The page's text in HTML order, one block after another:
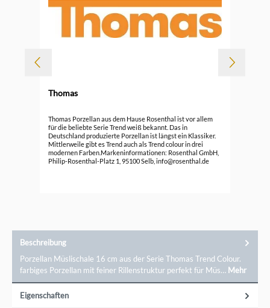
Thomas
Thomas Porzellan aus dem Hause Rosenthal ist vor allem
für die beliebte Serie Trend weiß bekannt. Das in
Deutschland produzierte Porzellan ist längst ein Klassiker.
Mittlerweile gibt es Trend auch als Trend colour in drei
modernen Farben.Markeninformationen: Rosenthal GmbH,
Philip-Rosenthal-Platz 1, 95100 Selb, info@rosenthal.de
Beschreibung
Porzellan Müslischale 16 cm aus der Serie Thomas Trend Colour.
farbiges Porzellan mit feiner Rillenstruktur perfekt für Müs… Mehr
Eigenschaften